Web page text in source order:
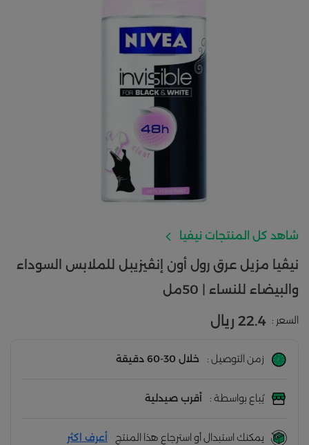
شاهد كل المنتجات نيفيا
نيڤيا مزيل عرق رول أون إنڤيزيبل للملابس السوداء
والبيضاء للنساء | 50مل
السعر : 22.4 ريال
زمن التوصيل : خلال 30-60 دقيقة
يُباع بواسطة : أقرب صيدلية
يمكنك استبدال أو استرجاع هذا المنتج أعرف اكثر